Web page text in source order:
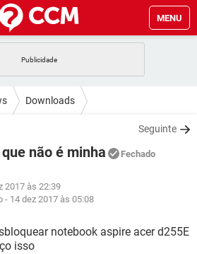
MENU
FACEBOOK
GMAIL
WHATSAPP
GMAIL
WHATSAPP
EXCEL
GMAIL
WHATSAPP
EXCEL
WHATSAPP
Downloads
Seguinte
não é minha Fechado
2017 às 22:39
- 14 dez 2017 às 05:08
notebook aspire acer d255E
isso